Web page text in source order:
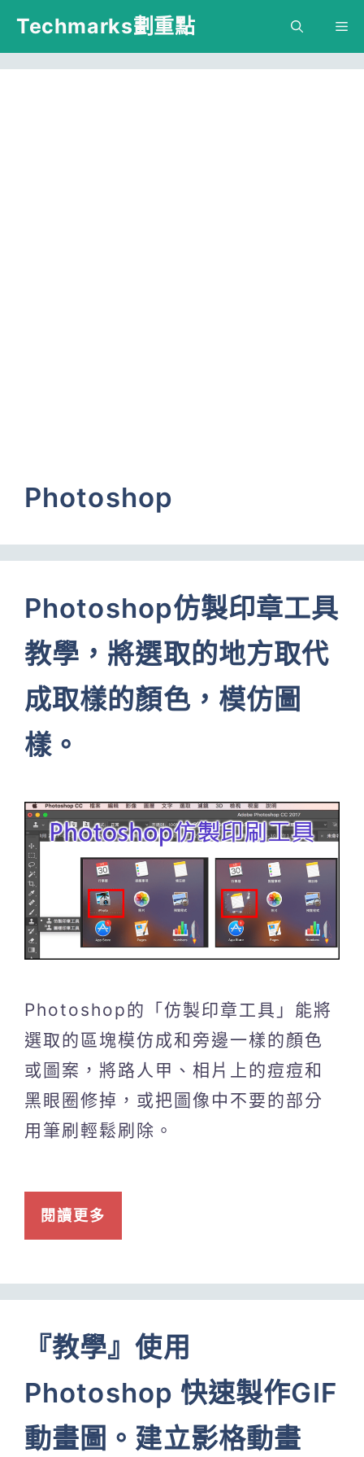
跳
主
Techmarks劃重點
Photoshop
Photoshop仿製印章工具
教學，將選取的地方取代
成取樣的顏色，模仿圖
樣。
Photoshop的「仿製印章工具」能將
選取的區塊模仿成和旁邊一樣的顏色
或圖案，將路人甲、相片上的痘痘和
黑眼圈修掉，或把圖像中不要的部分
用筆刷輕鬆刷除。
閱讀更多
『教學』使用
Photoshop 快速製作GIF
動畫圖。建立影格動畫